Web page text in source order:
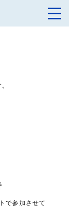
で参加させて